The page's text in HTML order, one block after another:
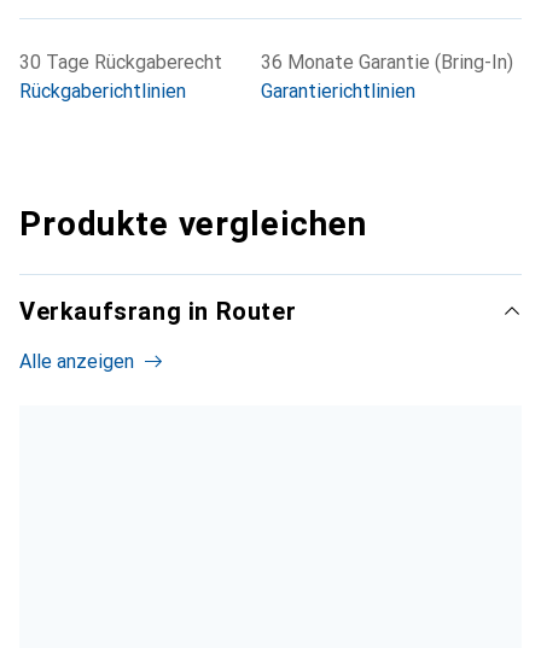
30 Tage Rückgaberecht
Rückgaberichtlinien
36 Monate Garantie (Bring-In)
Garantierichtlinien
Produkte vergleichen
Verkaufsrang in Router
Alle anzeigen